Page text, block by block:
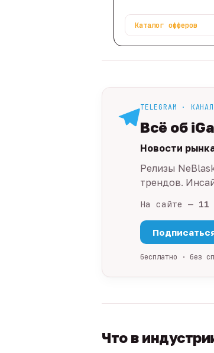
Каталог офферов
TELEGRAM ·
Всё об
Новости
Релизы
трендов.
На сайте — 11
бесплатно · без
Что в